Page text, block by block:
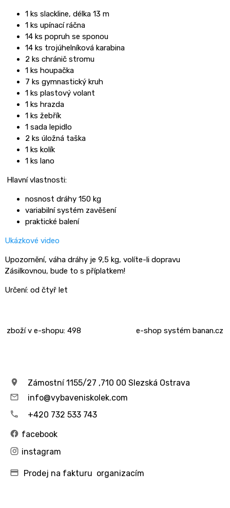
1 ks slackline, délka 13 m
1 ks upínací ráčna
14 ks popruh se sponou
14 ks trojúhelníková karabina
2 ks chránič stromu
1 ks houpačka
7 ks gymnastický kruh
1 ks plastový volant
1 ks hrazda
1 ks žebřík
1 sada lepidlo
2 ks úložná taška
1 ks kolík
1 ks lano
Hlavní vlastnosti:
nosnost dráhy 150 kg
variabilní systém zavěšení
praktické balení
Ukázkové video
Upozornění, váha dráhy je 9,5 kg, volíte-li dopravu
Zásilkovnou, bude to s příplatkem!
Určení: od čtyř let
zboží v e-shopu: 498 e-shop systém banan.cz
Zámostní 1155/27 ,710 00 Slezská Ostrava
info@vybaveniskolek.com
+420 732 533 743
facebook
instagram
Prodej na fakturu organizacím